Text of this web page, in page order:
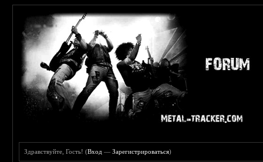
Здравствуйте, Гость! (Вход —Зарегистрироваться)